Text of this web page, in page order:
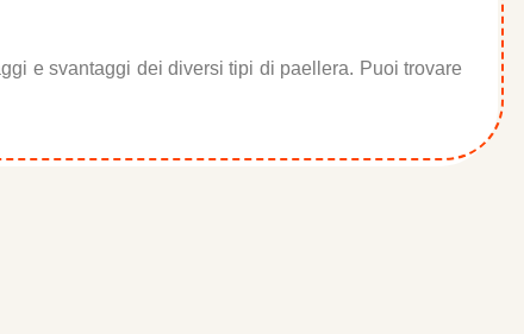
e svantaggi dei diversi tipi di paellera. Puoi trovare